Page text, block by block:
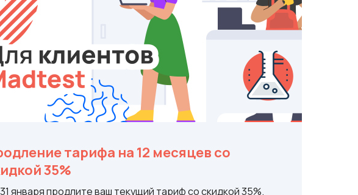
тарифа на 12 месяцев со
35%
января продлите ваш текущий тариф со скидкой 35%.